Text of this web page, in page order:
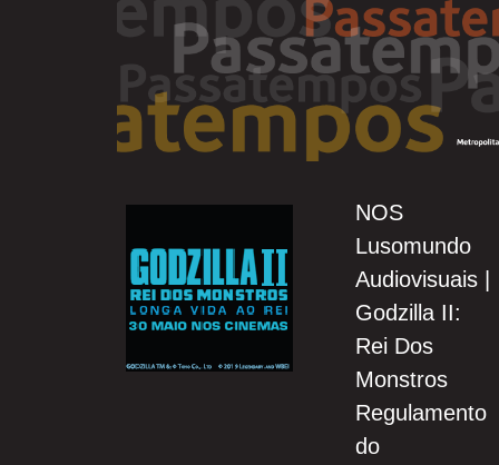
NOS
Lusomundo
Audiovisuais |
Godzilla II:
Rei Dos
Monstros
Regulamento
do